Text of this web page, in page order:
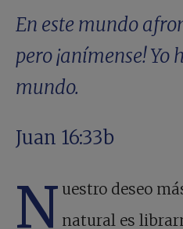
En este mundo
pero ¡anímense! Yo
mundo.
Juan 16:33b
N uestro deseo
natural es